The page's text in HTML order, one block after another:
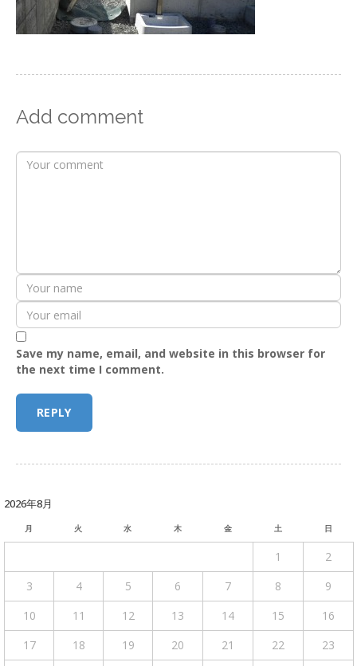
Add comment
Save my name, email, and website in this browser for
the next time I comment.
2026年8月
月 火 水 木 金 土 日
1
2
3
4 5 6 7 8
9
10
11 12 13 14 15
16
17
18 19 20 21 22
23